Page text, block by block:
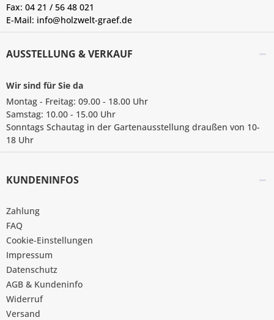
Fax: 04 21 / 56 48 021
E-Mail: info@holzwelt-graef.de
AUSSTELLUNG & VERKAUF
Wir sind für Sie da
Montag - Freitag: 09.00 - 18.00 Uhr
Samstag: 10.00 - 15.00 Uhr
Sonntags Schautag in der Gartenausstellung draußen von 10-
18 Uhr
KUNDENINFOS
Zahlung
FAQ
Cookie-Einstellungen
Impressum
Datenschutz
AGB & Kundeninfo
Widerruf
Versand